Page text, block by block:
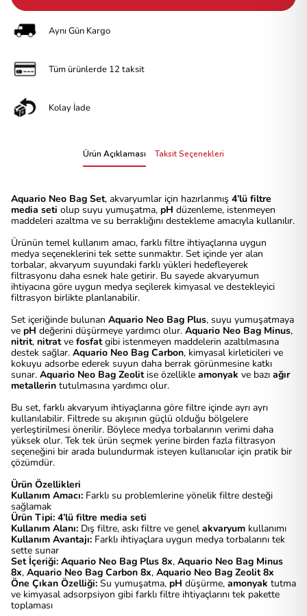
Aynı Gün Kargo
Tüm ürünlerde 12 taksit
Kolay İade
Ürün Açıklaması Taksit Seçenekleri
Aquario Neo Bag Set, akvaryumlar için hazırlanmış 4’lü filtre
media seti olup suyu yumuşatma, pH düzenleme, istenmeyen
maddeleri azaltma ve su berraklığını destekleme amacıyla kullanılır.
Ürünün temel kullanım amacı, farklı filtre ihtiyaçlarına uygun
medya seçeneklerini tek sette sunmaktır. Set içinde yer alan
torbalar, akvaryum suyundaki farklı yükleri hedefleyerek
filtrasyonu daha esnek hale getirir. Bu sayede akvaryumun
ihtiyacına göre uygun medya seçilerek kimyasal ve destekleyici
filtrasyon birlikte planlanabilir.
Set içeriğinde bulunan Aquario Neo Bag Plus, suyu yumuşatmaya
ve pH değerini düşürmeye yardımcı olur. Aquario Neo Bag Minus,
nitrit, nitratve fosfatgibi istenmeyen maddelerin azaltılmasına
destek sağlar. Aquario Neo Bag Carbon, kimyasal kirleticileri ve
kokuyu adsorbe ederek suyun daha berrak görünmesine katkı
sunar. Aquario Neo Bag Zeolitise özellikle amonyak ve bazı ağır
metallerin tutulmasına yardımcı olur.
Bu set, farklı akvaryum ihtiyaçlarına göre filtre içinde ayrı ayrı
kullanılabilir. Filtrede su akışının güçlü olduğu bölgelere
yerleştirilmesi önerilir. Böylece medya torbalarının verimi daha
yüksek olur. Tek tek ürün seçmek yerine birden fazla filtrasyon
seçeneğini bir arada bulundurmak isteyen kullanıcılar için pratik bir
çözümdür.
Ürün Özellikleri
Kullanım Amacı: Farklı su problemlerine yönelik filtre desteği
sağlamak
Ürün Tipi: 4’lü filtre media seti
Kullanım Alanı: Dış filtre, askı filtre ve genel akvaryum kullanımı
Kullanım Avantajı: Farklı ihtiyaçlara uygun medya torbalarını tek
sette sunar
Set İçeriği: Aquario Neo Bag Plus 8x, Aquario Neo Bag Minus
8x, Aquario Neo Bag Carbon 8x, Aquario Neo Bag Zeolit 8x
Öne Çıkan Özelliği: Su yumuşatma, pH düşürme, amonyak tutma
ve kimyasal adsorpsiyon gibi farklı filtre ihtiyaçlarını tek pakette
toplaması